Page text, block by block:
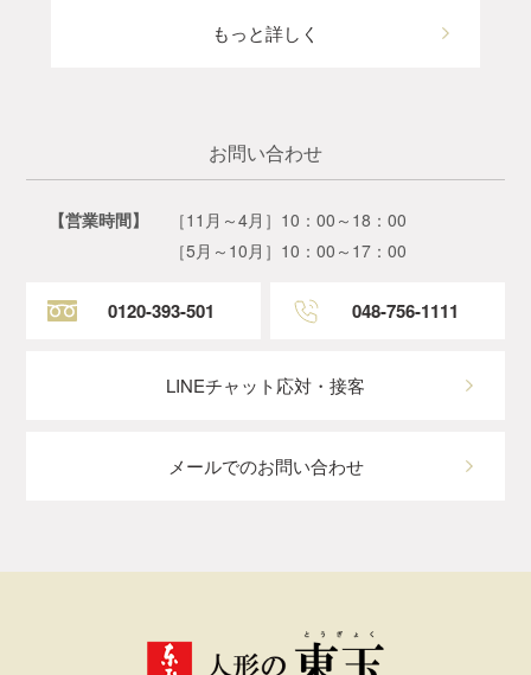
もっと詳しく
お問い合わせ
【営業時間】
［11月～4月］10：00～18：00
［5月～10月］10：00～17：00
0120-393-501 048-756-1111
LINEチャット応対・接客
メールでのお問い合わせ